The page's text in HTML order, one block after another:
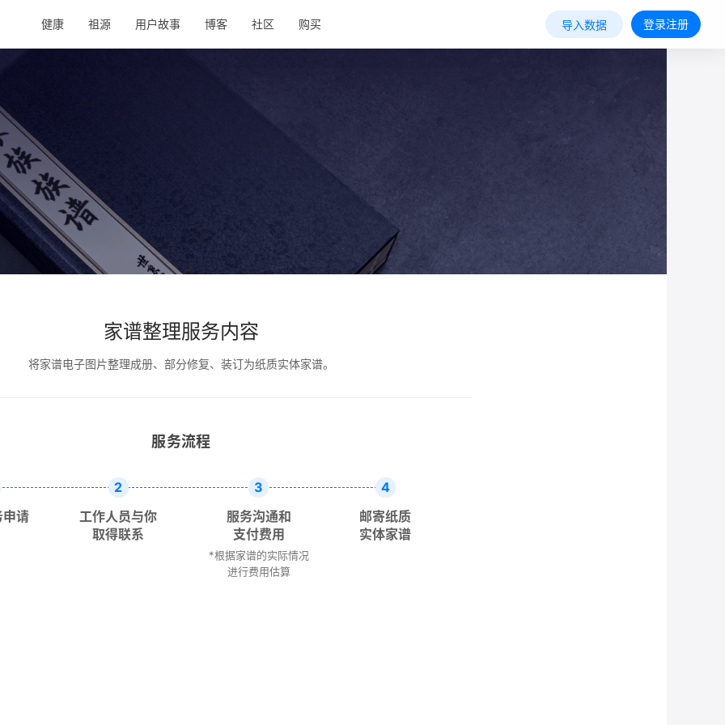
健康 祖源 用户故事 博客 社区 购买 导入数据 登录注册
家谱整理服务内容
将家谱电子图片整理成册、部分修复、装订为纸质实体家谱。
服务流程
申请
2
工作人员与你
取得联系
3
服务沟通和
支付费用
*根据家谱的实际情况
进行费用估算
4
邮寄纸质
实体家谱